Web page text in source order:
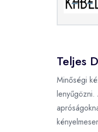
Teljes
Minőségi